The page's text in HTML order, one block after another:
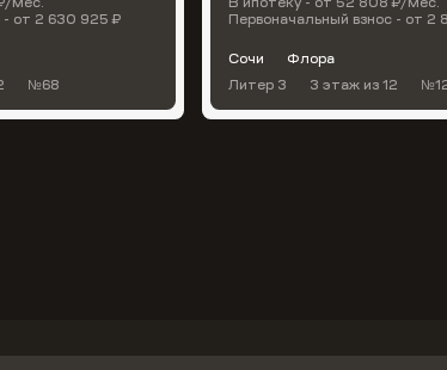
- от 2 630 925 ₽
№68
Первоначальный взнос - от 2
Сочи
Флора
Литер 3
3 этаж из 12